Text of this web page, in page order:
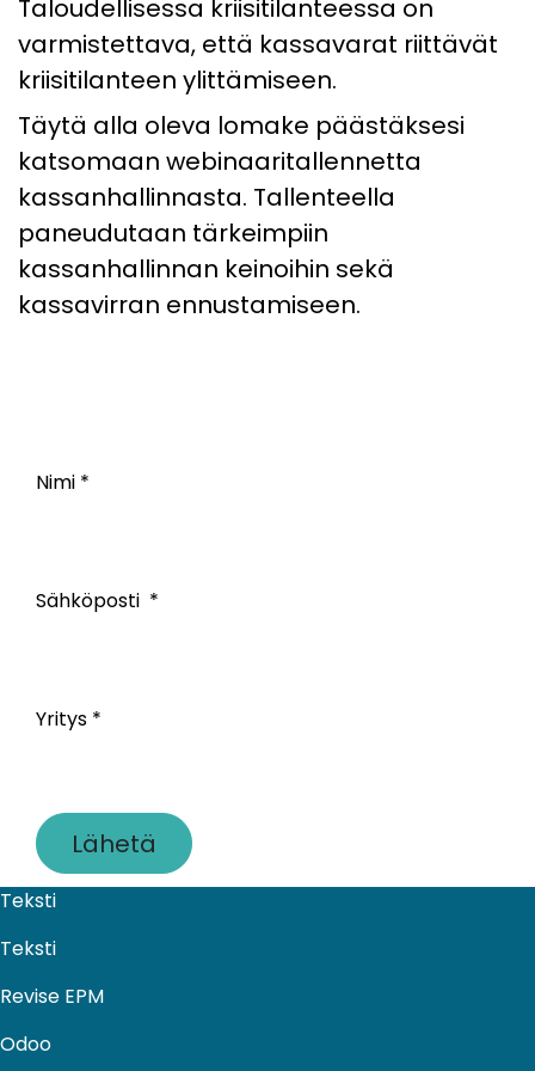
Taloudellisessa kriisitilanteessa on
varmistettava, että kassavarat riittävät
kriisitilanteen ylittämiseen.
Täytä alla oleva lomake päästäksesi
katsomaan webinaaritallennetta
kassanhallinnasta. Tallenteella
paneudutaan tärkeimpiin
kassanhallinnan keinoihin sekä
kassavirran ennustamiseen.
Nimi
Sähköposti
Yritys
Lähetä
Teksti
Teksti
Revise EPM
Odoo